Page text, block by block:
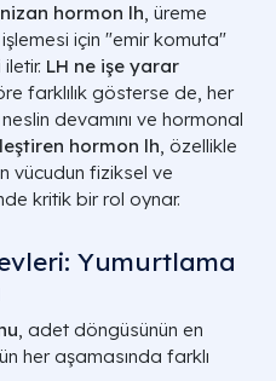
hormon lh, üreme
işlemesi için "emir komuta"
LH ne işe yarar
farklılık gösterse de, her
devamını ve hormonal
hormon lh, özellikle
vücudun fiziksel ve
kritik bir rol oynar.
Yumurtlama
, adet döngüsünün en
her aşamasında farklı